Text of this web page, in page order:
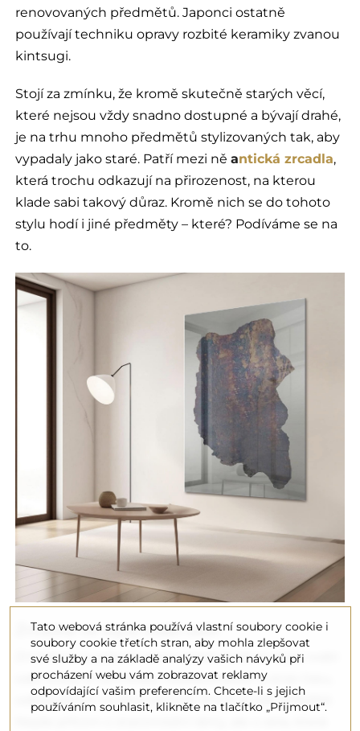
renovovaných předmětů. Japonci ostatně
používají techniku opravy rozbité keramiky zvanou
kintsugi.
Stojí za zmínku, že kromě skutečně starých věcí,
které nejsou vždy snadno dostupné a bývají drahé,
je na trhu mnoho předmětů stylizovaných tak, aby
vypadaly jako staré. Patří mezi něantická zrcadla,
která trochu odkazují na přirozenost, na kterou
klade sabi takový důraz. Kromě nich se do tohoto
stylu hodí i jiné předměty – které? Podíváme se na
to.
Zrcadla ve stylu wabi sabi
Zmíněná zrcadla se velmi dobře hodí ke stylu wabi
sabi, který si cení krásy nedokonalostí a stop času,
odkazujících na jeho plynutí, které je zde důležité.
Tato webová stránka používá vlastní soubory cookie i
soubory cookie třetích stran, aby mohla zlepšovat
své služby a na základě analýzy vašich návyků při
procházení webu vám zobrazovat reklamy
odpovídající vašim preferencím. Chcete-li s jejich
používáním souhlasit, klikněte na tlačítko „Přijmout“.